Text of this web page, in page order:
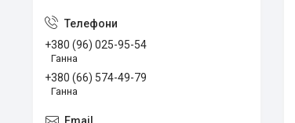
+380 (96) 025-95-54
Ганна
+380 (66) 574-49-79
Ганна